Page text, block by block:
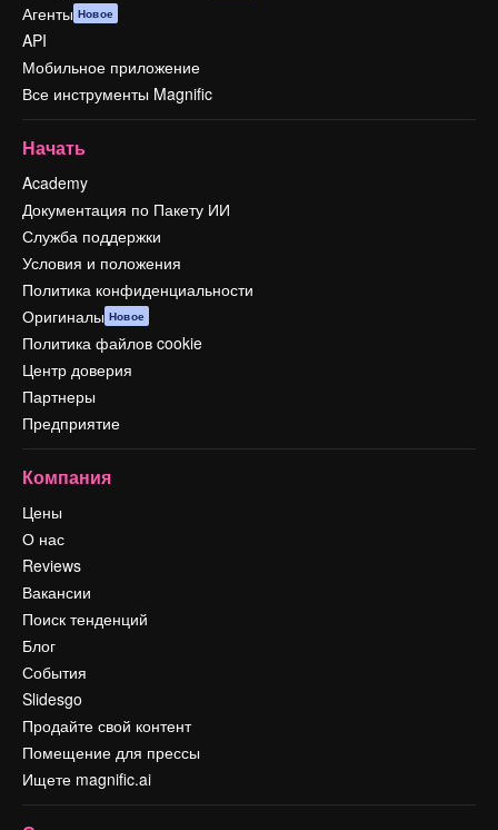
Агенты Новое
API
Мобильное приложение
Все инструменты Magnific
Начать
Academy
Документация по Пакету ИИ
Служба поддержки
Условия и положения
Политика конфиденциальности
Оригиналы Новое
Политика файлов cookie
Центр доверия
Партнеры
Предприятие
Компания
Цены
О нас
Reviews
Вакансии
Поиск тенденций
Блог
События
Slidesgo
Продайте свой контент
Помещение для прессы
Ищете magnific.ai